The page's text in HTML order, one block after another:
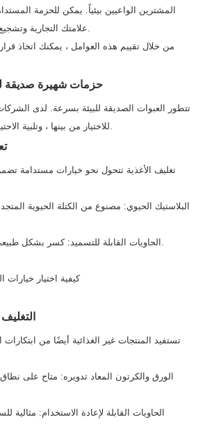
المشترين الواعيين بيئياً. يمكن للحزمة
علامتك التجارية وتشجيع عمليات الشراء المتكررة.
من خلال تقييم هذه العوامل ، يمكنك اتخاذ
حزمات شهيرة صديقة
تتطور العبوات الصديقة للبيئة بسرعة. لدى
للاختيار من بينها ، وتلبية الاحتياجات والصناعات المتنوعة.
تغليف الأغذية تتحول نحو خيارات مستدامة
البلاستيك الحيوي: مصنوع من الكتلة الحيوية
الحاويات القابلة للتسميد: كسر بشكل طبيعي ، مع ترك أي بقايا سامة.
تستفيد المنتجات غير الغذائية أيضًا من ابتكارات
الورق والكرتون المعاد تدويره: متاح على
الحاويات القابلة لإعادة الاستخدام: مثالية